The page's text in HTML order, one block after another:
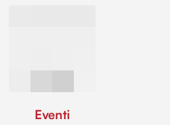
Eventi